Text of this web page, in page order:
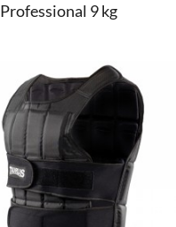
Professional 9 kg